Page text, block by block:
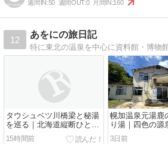
週間IN:50 週間OUT:0 月間IN:160
12
あをにの旅日記
タウシュベツ川橋梁と秘湯
を巡る｜北海道縦断ひとり
旅【五日目】
15時間前
幌加温泉元湯鹿
り湯｜四色の源
境の中の秘湯中
3日前